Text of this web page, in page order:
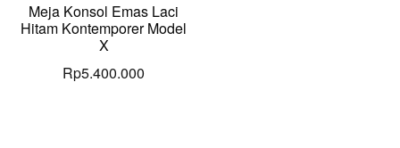
Meja Konsol Emas Laci
Hitam Kontemporer Model
X
Rp5.400.000